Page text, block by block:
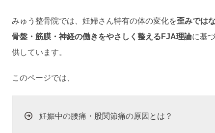
みゅう整骨院では、妊婦さん特有の体の変化を歪みでは
骨盤・筋膜・神経の働きをやさしく整えるFJA理論に基
供しています。
このページでは、
妊娠中の腰痛・股関節痛の原因とは？